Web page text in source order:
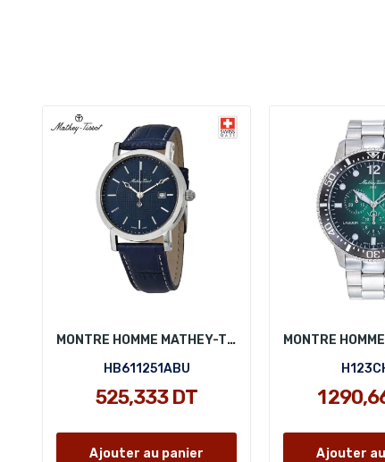
MONTRE HOMME MATHEY-TISSOT HB611251ABU
HB611251ABU
525,333 DT
Ajouter au panier
1
Ajouter